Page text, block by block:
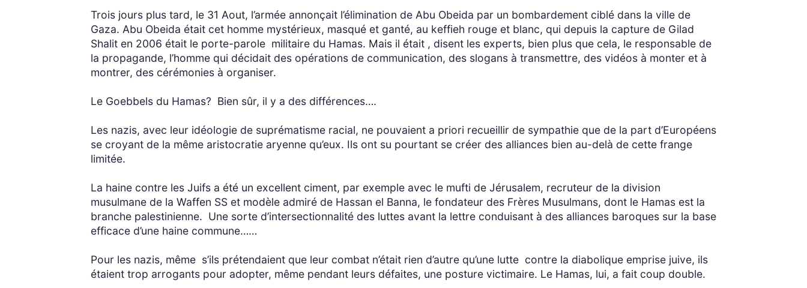
Trois jours plus tard, le 31 Aout, l’armée annonçait l’élimination de Abu Obeida par un bombardement ciblé dans la ville de
Gaza. Abu Obeida était cet homme mystérieux, masqué et ganté, au keffieh rouge et blanc, qui depuis la capture de Gilad
Shalit en 2006 était le porte-parole militaire du Hamas. Mais il était , disent les experts, bien plus que cela, le responsable de
la propagande, l’homme qui décidait des opérations de communication, des slogans à transmettre, des vidéos à monter et à
montrer, des cérémonies à organiser.
Le Goebbels du Hamas? Bien sûr, il y a des différences….
Les nazis, avec leur idéologie de suprématisme racial, ne pouvaient a priori recueillir de sympathie que de la part d’Européens
se croyant de la même aristocratie aryenne qu’eux. Ils ont su pourtant se créer des alliances bien au-delà de cette frange
limitée.
La haine contre les Juifs a été un excellent ciment, par exemple avec le mufti de Jérusalem, recruteur de la division
musulmane de la Waffen SS et modèle admiré de Hassan el Banna, le fondateur des Frères Musulmans, dont le Hamas est la
branche palestinienne. Une sorte d’intersectionnalité des luttes avant la lettre conduisant à des alliances baroques sur la base
efficace d’une haine commune……
Pour les nazis, même s’ils prétendaient que leur combat n’était rien d’autre qu’une lutte contre la diabolique emprise juive, ils
étaient trop arrogants pour adopter, même pendant leurs défaites, une posture victimaire. Le Hamas, lui, a fait coup double.